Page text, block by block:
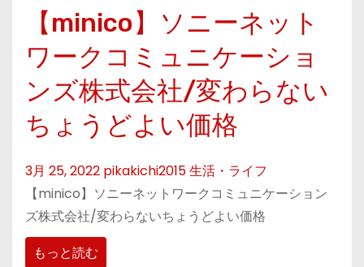
【minico】ソニーネット
ワークコミュニケーショ
ンズ株式会社/変わらない
ちょうどよい価格
3月 25, 2022 pikakichi2015生活・ライフ
【minico】ソニーネットワークコミュニケーション
ズ株式会社/変わらないちょうどよい価格
もっと読む